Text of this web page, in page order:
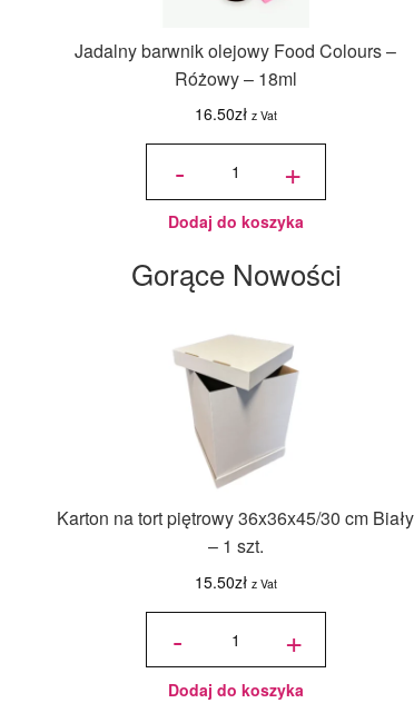
Jadalny barwnik olejowy Food Colours –
Różowy – 18ml
16.50zł z Vat
-
ilość
olejowy
Food
-
Różowy
+
Dodaj do koszyka
Gorące Nowości
Karton na tort piętrowy 36x36x45/30 cm Biały
– 1 szt.
15.50zł z Vat
-
ilość Karton
36x36x45/30
cm Biały - 1 +
Dodaj do koszyka